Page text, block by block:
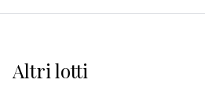
Altrilotti